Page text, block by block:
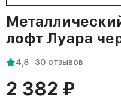
лофт Луара
4,8 30 отзывов
2 382 ₽